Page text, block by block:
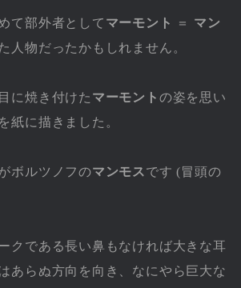
て部外者として マーモント ＝ マン
人物だったかもしれません。
に焼き付けた マーモント の姿を思い
紙に描きました。
ボルツノフのマンモスです (冒頭の
クである長い鼻もなければ大きな耳
あらぬ方向を向き、なにやら巨大な